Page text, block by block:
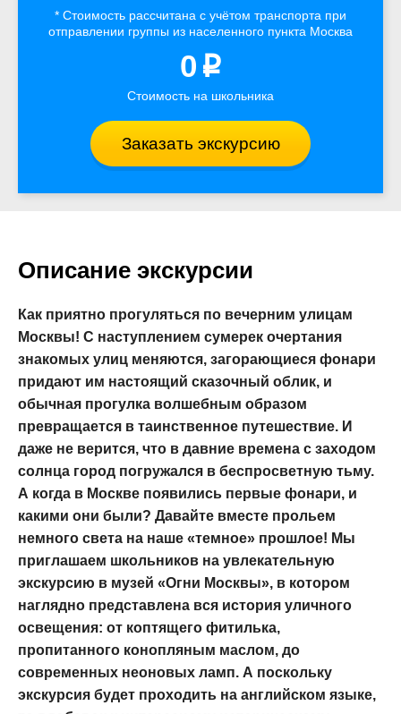
* Стоимость рассчитана с учётом транспорта при
отправлении группы из населенного пункта Москва
0 p
Стоимость на школьника
Заказать экскурсию
Описание экскурсии
Как приятно прогуляться по вечерним улицам
Москвы! С наступлением сумерек очертания
знакомых улиц меняются, загорающиеся фонари
придают им настоящий сказочный облик, и
обычная прогулка волшебным образом
превращается в таинственное путешествие. И
даже не верится, что в давние времена с заходом
солнца город погружался в беспросветную тьму.
А когда в Москве появились первые фонари, и
какими они были? Давайте вместе прольем
немного света на наше «темное» прошлое! Мы
приглашаем школьников на увлекательную
экскурсию в музей «Огни Москвы», в котором
наглядно представлена вся история уличного
освещения: от коптящего фитилька,
пропитанного конопляным маслом, до
современных неоновых ламп. А поскольку
экскурсия будет проходить на английском языке,